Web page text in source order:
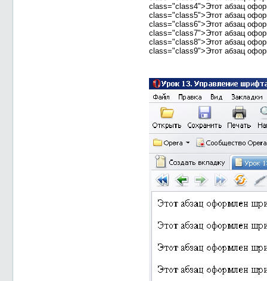
class="class4">Этот абзац
class="class5">Этот абзац
class="class6">Этот абзац
class="class7">Этот абзац
class="class8">Этот абзац
class="class9">Этот абзац